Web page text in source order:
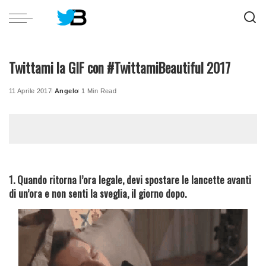
Twittami la GIF con #TwittamiBeautiful 2017
11 Aprile 2017
Posted
Angelo 1 Min Read
1. Quando ritorna l’ora legale, devi spostare le lancette avanti
di un’ora e non senti la sveglia, il giorno dopo.